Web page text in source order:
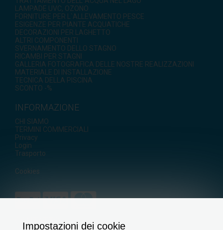
LAMPADE UVC, OZONO
FORNITURE PER L`ALLEVAMENTO PESCE
ESIGENZE PER PIANTE ACQUATICHE
DECORAZIONI PER LAGHETTO
ALTRI COMPONENTI
SVERNAMENTO DELLO STAGNO
RICAMBI PER STAGNI
GALLERIA FOTOGRAFICA DELLE NOSTRE REALIZZAZIONI
MATERIALE DI INSTALLAZIONE
TECNICA DELLA PISCINA
SCONTO -%
INFORMAZIONE
CHI SIAMO
TERMINI COMMERCIALI
Privacy
Login
Trasporto
Cookies
CONTATTO
Impostazioni dei cookie